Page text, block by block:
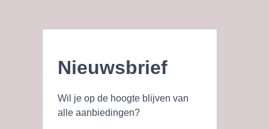
Nieuwsbrief
Wil je op de hoogte blijven van
alle aanbiedingen?